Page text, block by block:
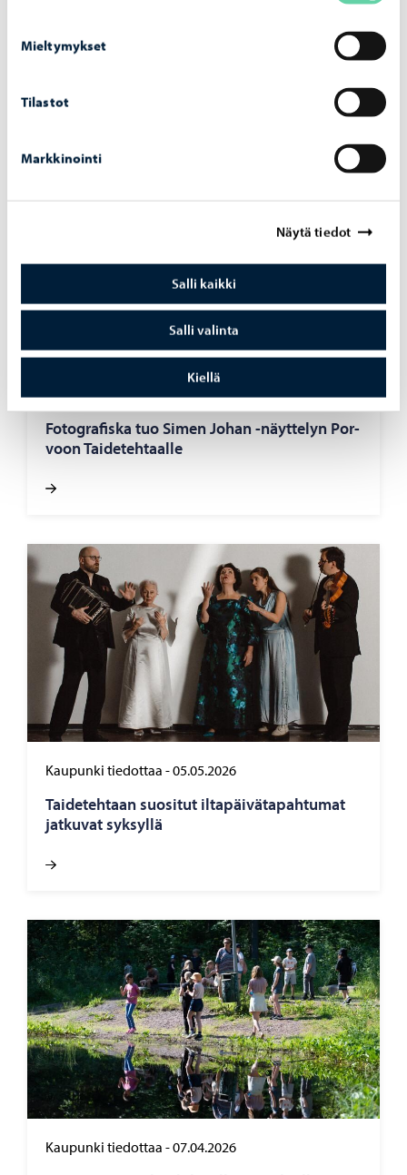
Mieltymykset
Tilastot
Markkinointi
Näytä tiedot
Salli kaikki
Salli valinta
Kiellä
Ru­ne­berg Ju­nior -​lastenkirjallisuuspalkinnon
esi­raa­ti aloit­taa työn­sä ja ottaa vas­taan kir­jo­
Kaupunki tiedottaa-25.05.2026
Fo­to­gra­fis­ka tuo Simen Johan -​näyttelyn Por­
voon Tai­de­teh­taal­le
Kaupunki tiedottaa -05.05.2026
Tai­de­teh­taan suo­si­tut il­ta­päi­vä­ta­pah­tu­mat
jat­ku­vat syk­syl­lä
Kaupunki tiedottaa -07.04.2026